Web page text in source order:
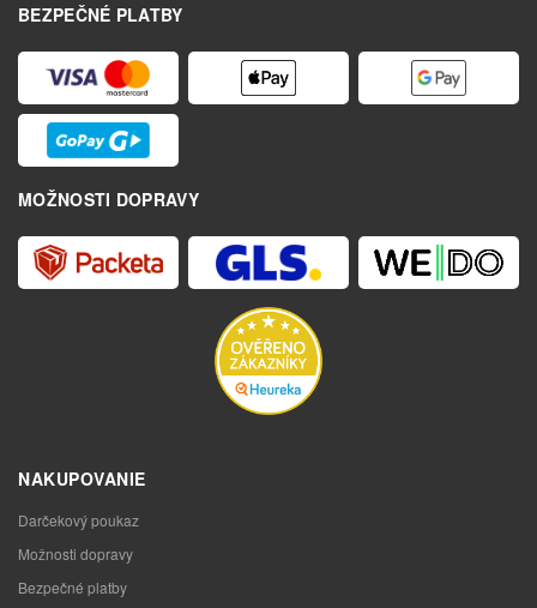
BEZPEČNÉ PLATBY
MOŽNOSTI DOPRAVY
NAKUPOVANIE
Darčekový poukaz
Možnosti dopravy
Bezpečné platby